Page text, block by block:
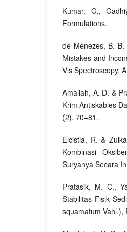
Kumar, G.,
Formulations.
de Menezes, B.
Mistakes and
Vis Spectroscopy,
Amaliah, A. D. &
Krim Antiskabies
(2), 70–81.
Elcistia, R. &
Kombinasi
Suryanya Secara
Pratasik, M. C.,
Stabilitas Fisik
squamatum Vahl.),